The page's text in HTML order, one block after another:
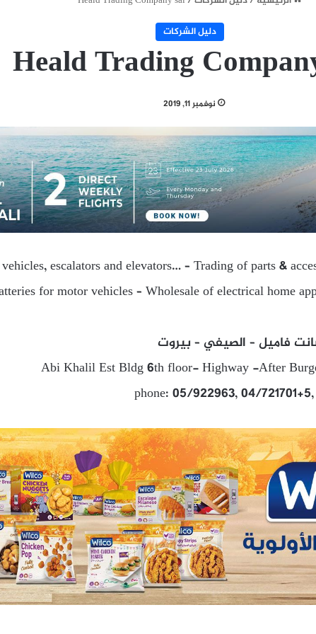
دليل الشركات
Heald Trading
نوفمبر 11, 2019
escalators and elevators… – Trading of parts &
for motor vehicles – Wholesale of electrical home
فاميل – الصيفي – بيروت
Abi Khalil Est Bldg 6th floor- Highway -After
phone: 05/922963, 04/